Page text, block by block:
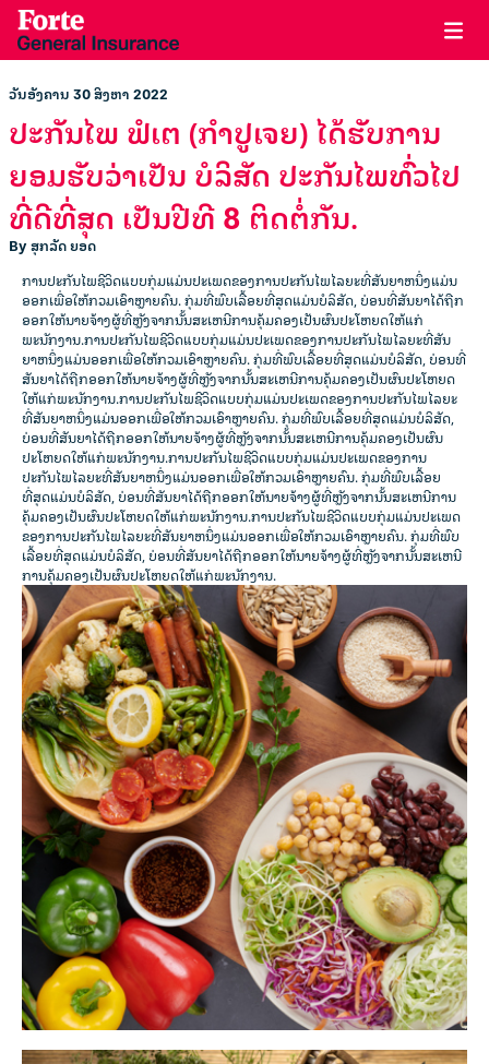
ວັນອັງຄານ 30 ສິງຫາ 2022
ປະກັນໄພ ຟໍເຕ (ກຳປູເຈຍ) ໄດ້ຮັບການ
ຍອມຮັບວ່າເປັນ ບໍລິສັດ ປະກັນໄພທົ່ວໄປ
ທີ່ດີທີ່ສຸດ ເປັນປີທີ 8 ຕິດຕໍ່ກັນ.
By ສຸກລັດ ຍອດ
ການປະກັນໄພຊີວິດແບບກຸ່ມແມ່ນປະເພດຂອງການປະກັນໄພໄລຍະທີ່ສັນຍາຫນຶ່ງແມ່ນ
ອອກເພື່ອໃຫ້ກວມເອົາຫຼາຍຄົນ. ກຸ່ມທີ່ພົບເລື້ອຍທີ່ສຸດແມ່ນບໍລິສັດ, ບ່ອນທີ່ສັນຍາໄດ້ຖືກ
ອອກໃຫ້ນາຍຈ້າງຜູ້ທີ່ຫຼັງຈາກນັ້ນສະເຫນີການຄຸ້ມຄອງເປັນຜົນປະໂຫຍດໃຫ້ແກ່
ພະນັກງານ.ການປະກັນໄພຊີວິດແບບກຸ່ມແມ່ນປະເພດຂອງການປະກັນໄພໄລຍະທີ່ສັນ
ຍາຫນຶ່ງແມ່ນອອກເພື່ອໃຫ້ກວມເອົາຫຼາຍຄົນ. ກຸ່ມທີ່ພົບເລື້ອຍທີ່ສຸດແມ່ນບໍລິສັດ, ບ່ອນທີ່
ສັນຍາໄດ້ຖືກອອກໃຫ້ນາຍຈ້າງຜູ້ທີ່ຫຼັງຈາກນັ້ນສະເຫນີການຄຸ້ມຄອງເປັນຜົນປະໂຫຍດ
ໃຫ້ແກ່ພະນັກງານ.ການປະກັນໄພຊີວິດແບບກຸ່ມແມ່ນປະເພດຂອງການປະກັນໄພໄລຍະ
ທີ່ສັນຍາຫນຶ່ງແມ່ນອອກເພື່ອໃຫ້ກວມເອົາຫຼາຍຄົນ. ກຸ່ມທີ່ພົບເລື້ອຍທີ່ສຸດແມ່ນບໍລິສັດ,
ບ່ອນທີ່ສັນຍາໄດ້ຖືກອອກໃຫ້ນາຍຈ້າງຜູ້ທີ່ຫຼັງຈາກນັ້ນສະເຫນີການຄຸ້ມຄອງເປັນຜົນ
ປະໂຫຍດໃຫ້ແກ່ພະນັກງານ.ການປະກັນໄພຊີວິດແບບກຸ່ມແມ່ນປະເພດຂອງການ
ປະກັນໄພໄລຍະທີ່ສັນຍາຫນຶ່ງແມ່ນອອກເພື່ອໃຫ້ກວມເອົາຫຼາຍຄົນ. ກຸ່ມທີ່ພົບເລື້ອຍ
ທີ່ສຸດແມ່ນບໍລິສັດ, ບ່ອນທີ່ສັນຍາໄດ້ຖືກອອກໃຫ້ນາຍຈ້າງຜູ້ທີ່ຫຼັງຈາກນັ້ນສະເຫນີການ
ຄຸ້ມຄອງເປັນຜົນປະໂຫຍດໃຫ້ແກ່ພະນັກງານ.ການປະກັນໄພຊີວິດແບບກຸ່ມແມ່ນປະເພດ
ຂອງການປະກັນໄພໄລຍະທີ່ສັນຍາຫນຶ່ງແມ່ນອອກເພື່ອໃຫ້ກວມເອົາຫຼາຍຄົນ. ກຸ່ມທີ່ພົບ
ເລື້ອຍທີ່ສຸດແມ່ນບໍລິສັດ, ບ່ອນທີ່ສັນຍາໄດ້ຖືກອອກໃຫ້ນາຍຈ້າງຜູ້ທີ່ຫຼັງຈາກນັ້ນສະເຫນີ
ການຄຸ້ມຄອງເປັນຜົນປະໂຫຍດໃຫ້ແກ່ພະນັກງານ.